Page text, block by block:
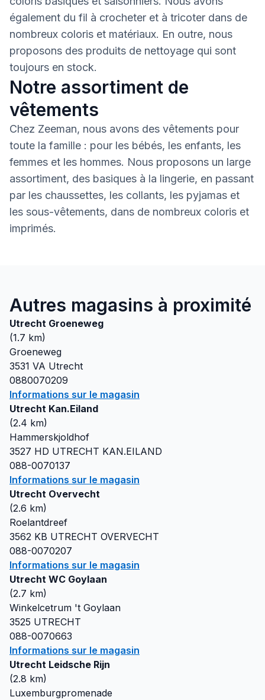
également du fil à crocheter et à tricoter dans de
nombreux coloris et matériaux. En outre, nous
proposons des produits de nettoyage qui sont
toujours en stock.
Notre assortiment de
vêtements
Chez Zeeman, nous avons des vêtements pour
toute la famille : pour les bébés, les enfants, les
femmes et les hommes. Nous proposons un large
assortiment, des basiques à la lingerie, en passant
par les chaussettes, les collants, les pyjamas et
les sous-vêtements, dans de nombreux coloris et
imprimés.
Autres magasins à proximité
Utrecht Groeneweg
(1.7 km)
Groeneweg
3531 VA Utrecht
0880070209
Informations sur le magasin
Utrecht Kan.Eiland
(2.4 km)
Hammerskjoldhof
3527 HD UTRECHT KAN.EILAND
088-0070137
Informations sur le magasin
Utrecht Overvecht
(2.6 km)
Roelantdreef
3562 KB UTRECHT OVERVECHT
088-0070207
Informations sur le magasin
Utrecht WC Goylaan
(2.7 km)
Winkelcetrum 't Goylaan
3525 UTRECHT
088-0070663
Informations sur le magasin
Utrecht Leidsche Rijn
(2.8 km)
Luxemburgpromenade